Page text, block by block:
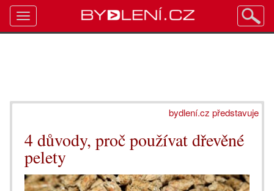
bydlení.cz představuje
4 důvody, proč používat dřevěné
pelety
Toggle
navigation